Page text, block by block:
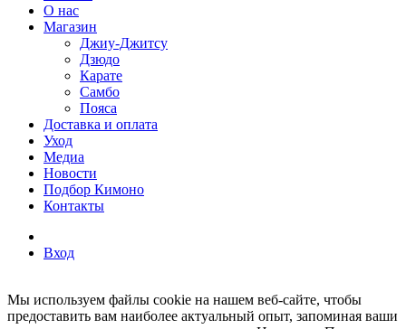
О нас
Магазин
Джиу-Джитсу
Дзюдо
Карате
Самбо
Пояса
Доставка и оплата
Уход
Медиа
Новости
Подбор Кимоно
Контакты
Вход
Мы используем файлы cookie на нашем веб-сайте, чтобы
предоставить вам наиболее актуальный опыт, запоминая ваши